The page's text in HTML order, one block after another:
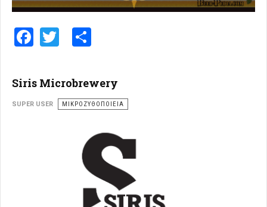
Facebook
Twitter
Siris Microbrewery
SUPER USER ΜΙΚΡΟΖΥΘΟΠΟΙΕΊΑ